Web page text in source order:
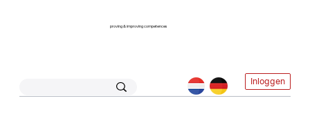
proving & improving competences
Inloggen